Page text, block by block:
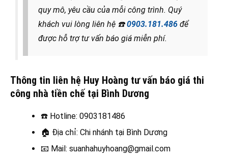
quy mô, yêu cầu của mỗi công trình. Quý
khách vui lòng liên hệ ☎️0903.181.486 để
được hỗ trợ tư vấn báo giá miễn phí.
Thông tin liên hệ Huy Hoàng tư vấn báo giá thi
công nhà tiền chế tại Bình Dương
☎️ Hotline: 0903181486
🏠 Địa chỉ: Chi nhánh tại Bình Dương
📧 Mail: suanhahuyhoang@gmail.com